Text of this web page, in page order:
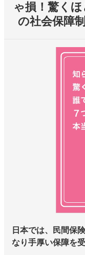
ゃ損！驚く
の社会保障
日本では、民間保
なり手厚い保障を